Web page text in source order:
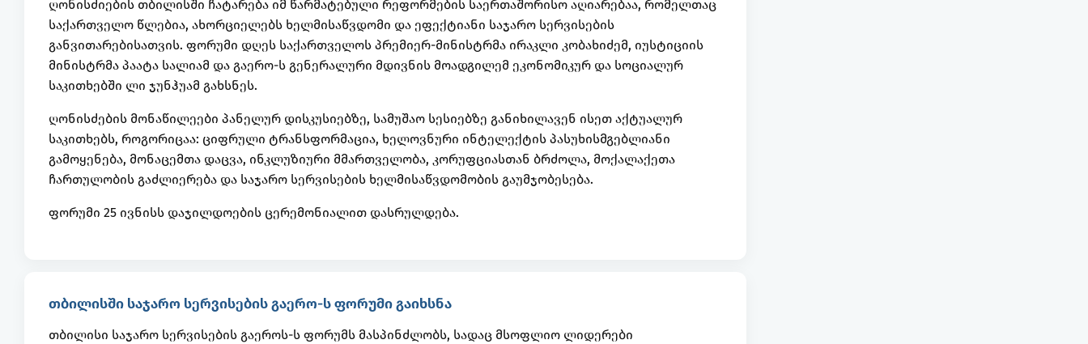
ღონისძიების თბილისში ჩატარება იმ წარმატებული რეფორმების საერთაშორისო აღიარებაა, რომელთაც
საქართველო წლებია, ახორციელებს ხელმისაწვდომი და ეფექტიანი საჯარო სერვისების
განვითარებისათვის. ფორუმი დღეს საქართველოს პრემიერ-მინისტრმა ირაკლი კობახიძემ, იუსტიციის
მინისტრმა პაატა სალიამ და გაერო-ს გენერალური მდივნის მოადგილემ ეკონომიკურ და სოციალურ
საკითხებში ლი ჯუნჰუამ გახსნეს.
ღონისძების მონაწილეები პანელურ დისკუსიებზე, სამუშაო სესიებზე განიხილავენ ისეთ აქტუალურ
საკითხებს, როგორიცაა: ციფრული ტრანსფორმაცია, ხელოვნური ინტელექტის პასუხისმგებლიანი
გამოყენება, მონაცემთა დაცვა, ინკლუზიური მმართველობა, კორუფციასთან ბრძოლა, მოქალაქეთა
ჩართულობის გაძლიერება და საჯარო სერვისების ხელმისაწვდომობის გაუმჯობესება.
ფორუმი 25 ივნისს დაჯილდოების ცერემონიალით დასრულდება.
თბილისში საჯარო სერვისების გაერო-ს ფორუმი გაიხსნა
თბილისი საჯარო სერვისების გაეროს-ს ფორუმს მასპინძლობს, სადაც მსოფლიო ლიდერები